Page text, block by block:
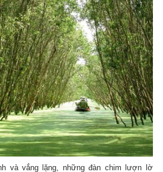
và vắng lặng, những đàn chim lượn lờ